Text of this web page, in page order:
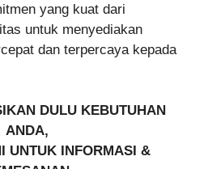
yang kuat dari
untuk menyediakan
dan terpercaya kepada
DULU KEBUTUHAN
ANDA,
UNTUK INFORMASI &